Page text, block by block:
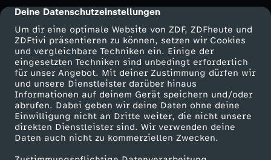
cmp-dialog-description
Deine Datenschutzeinstellungen
Um dir eine optimale Website von ZDF, ZDFheute und
ZDFtivi präsentieren zu können, setzen wir Cookies
und vergleichbare Techniken ein. Einige der
eingesetzten Techniken sind unbedingt erforderlich
für unser Angebot. Mit deiner Zustimmung dürfen wir
und unsere Dienstleister darüber hinaus
Informationen auf deinem Gerät speichern und/oder
abrufen. Dabei geben wir deine Daten ohne deine
Einwilligung nicht an Dritte weiter, die nicht unsere
direkten Dienstleister sind. Wir verwenden deine
Daten auch nicht zu kommerziellen Zwecken.
g
r
o
ß
-
Mehr ZDF
ZDF-Apps
Smart TV
ZDFtext
Service
ZDFmitreden
Kontakt zum ZDF
Tickets